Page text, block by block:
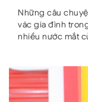
nghìn đồng lo
Những câu
vác gia đình
nhiều nước mắt
chương trình Mái
dắt, ca sĩ Minh
đẹp với Nghệ An